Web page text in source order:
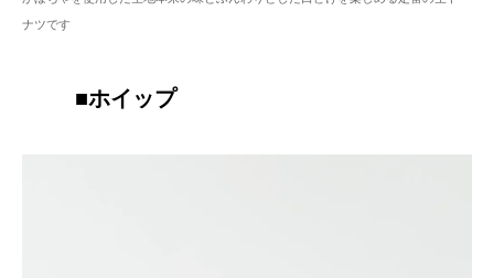
ナツです
■ホイップ